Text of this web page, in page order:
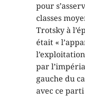
pour
classes
Trotsky à
était «
par
gauche du
avec ce parti